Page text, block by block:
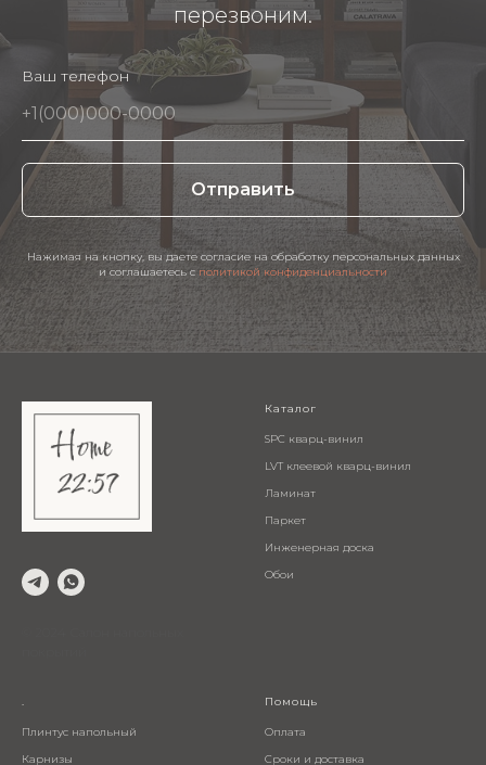
перезвоним.
Ваш телефон
Отправить
Нажимая на кнопку, вы даете согласие на обработку персональных данных
и соглашаетесь c политикой конфиденциальности
Каталог
SPC кварц-винил
LVT клеевой кварц-винил
Ламинат
Паркет
Инженерная доска
Обои
.
Плинтус напольный
Карнизы
Помощь
Оплата
Сроки и доставка